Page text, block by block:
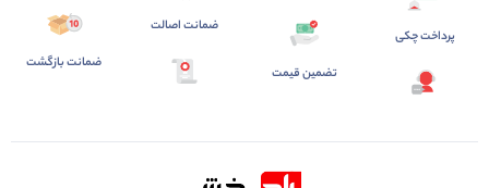
پرداخت چکی
تضمین قیمت
ضمانت اصالت
ضمانت بازگشت